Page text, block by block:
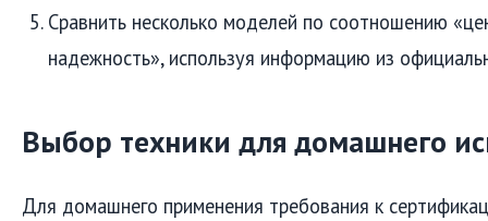
Сравнить несколько моделей по соотношению
надежность», используя информацию из
Выбор техники для домашнего
Для домашнего применения требования к